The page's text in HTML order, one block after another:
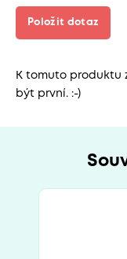
Položit dotaz
K tomuto produktu
být první. :-)